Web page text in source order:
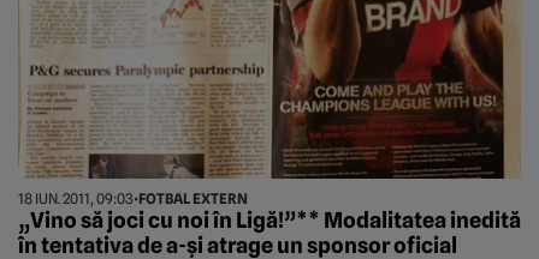
18 IUN. 2011, 09:03•FOTBAL EXTERN
„Vino să joci cu noi în Ligă!”** Modalitatea inedită
în tentativa de a-și atrage un sponsor oficial